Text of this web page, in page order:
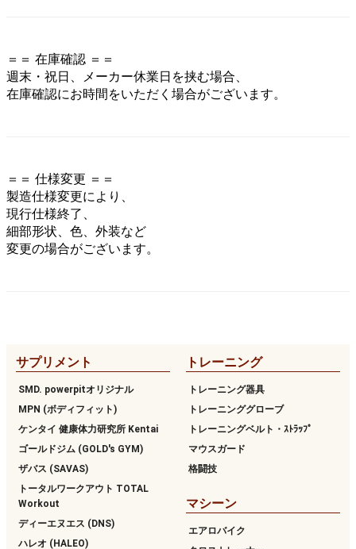
＝＝ 在庫確認 ＝＝
週末・祝日、メーカー休業日を挟む場合、
在庫確認にお時間をいただく場合がございます。
＝＝ 仕様変更 ＝＝
製造仕様変更により、
現行仕様終了、
細部形状、色、外装など
変更の場合がございます。
サプリメント
SMD. powerpitオリジナル
MPN (ボディフィット)
ケンタイ 健康体力研究所 Kentai
ゴールドジム (GOLD's GYM)
ザバス (SAVAS)
トータルワークアウト TOTAL
Workout
ディーエヌエス (DNS)
ハレオ (HALEO)
トレーニング
トレーニング器具
トレーニンググローブ
トレーニングベルト・ｽﾄﾗｯﾌﾟ
マウスガード
格闘技
マシーン
エアロバイク